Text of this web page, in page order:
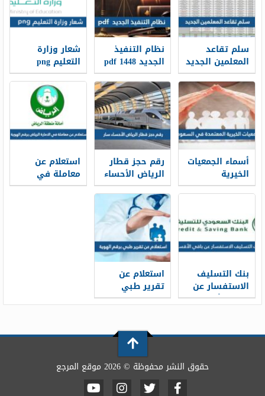
سلم تقاعد
المعلمين الجديد
1448
نظام التنفيذ
الجديد 1448 pdf
شعار وزارة
التعليم png
الجديد 1448
أسماء الجمعيات
الخيرية
المعتمدة في
السعودية
رقم حجز قطار
الرياض الأحساء
سار محطة
القطار الموحد
1448
استعلام عن
معاملة في
الامارة الرياض
بنك التسليف
الاستفسار عن
باقي الأقساط
استعلام عن
تقرير طبي
برقم الهوية
حقوق النشر محفوظة © 2026 موقع المرجع